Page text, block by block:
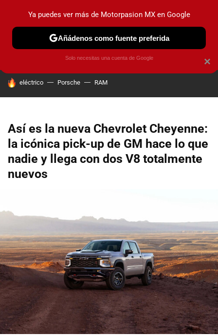
PRUEBAS INDUSTRIA HOY NO CIRCULA
HOY SE HABLA DE
eléctrico Porsche RAM
Así es la nueva Chevrolet Cheyenne:
la icónica pick-up de GM hace lo que
nadie y llega con dos V8 totalmente
nuevos
×
Ya puedes ver más de Motorpasion MX en Google
Añádenos como fuente preferida
Solo necesitas una cuenta de Google